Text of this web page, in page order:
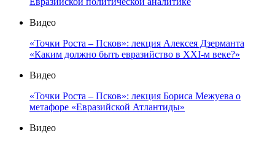
Видео
«Точки Роста – Псков»: лекция Алексея Дзерманта
«Каким должно быть евразийство в XXI-м веке?»
Видео
«Точки Роста – Псков»: лекция Бориса Межуева о
метафоре «Евразийской Атлантиды»
Видео